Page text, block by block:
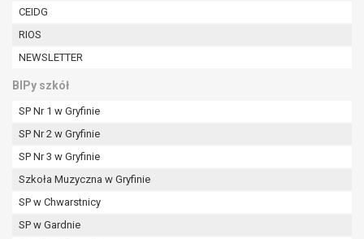
CEIDG
RIOS
NEWSLETTER
BIPy szkół
SP Nr 1 w Gryfinie
SP Nr 2 w Gryfinie
SP Nr 3 w Gryfinie
Szkoła Muzyczna w Gryfinie
SP w Chwarstnicy
SP w Gardnie
na przetwarzanie danych osobowych (art. 6 ust. 1
cofnięcia tej zgody w dowolnym momencie.
Cofnięcie to nie ma wpływu na zgodność
zgody przed jej cofnięciem.
Przysługuje Pani/Panu prawo wniesienia skargi do
organu nadzorczego na niezgodne z prawem
przetwarzanie Pani/Pana danych osobowych